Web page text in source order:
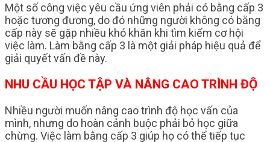
Một số công việc yêu cầu ứng viên phải có bằng cấp 3
hoặc tương đương, do đó những người không có bằng
cấp này sẽ gặp nhiều khó khăn khi tìm kiếm cơ hội
việc làm. Làm bằng cấp 3 là một giải pháp hiệu quả để
giải quyết vấn đề này.
NHU CẦU HỌC TẬP VÀ NÂNG CAO TRÌNH ĐỘ
Nhiều người muốn nâng cao trình độ học vấn của
mình, nhưng do hoàn cảnh buộc phải bỏ học giữa
chừng. Việc làm bằng cấp 3 giúp họ có thể tiếp tục